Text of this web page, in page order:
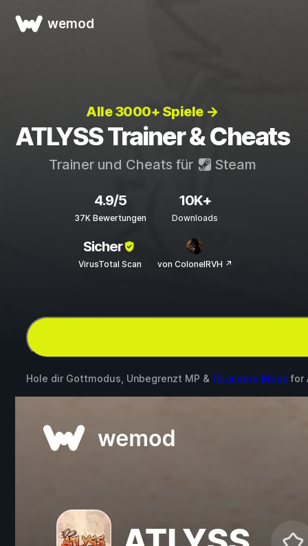
wemod
Alle 3000+ Spiele →
ATLYSS Trainer & Cheats
Trainer und Cheats für Steam
4.9/5
37K Bewertungen
10K+
Downloads
Sicher
VirusTotal Scan von ColonelRVH ↗
Hole dir Gottmodus, Unbegrenzt MP & 10 andere Mods for